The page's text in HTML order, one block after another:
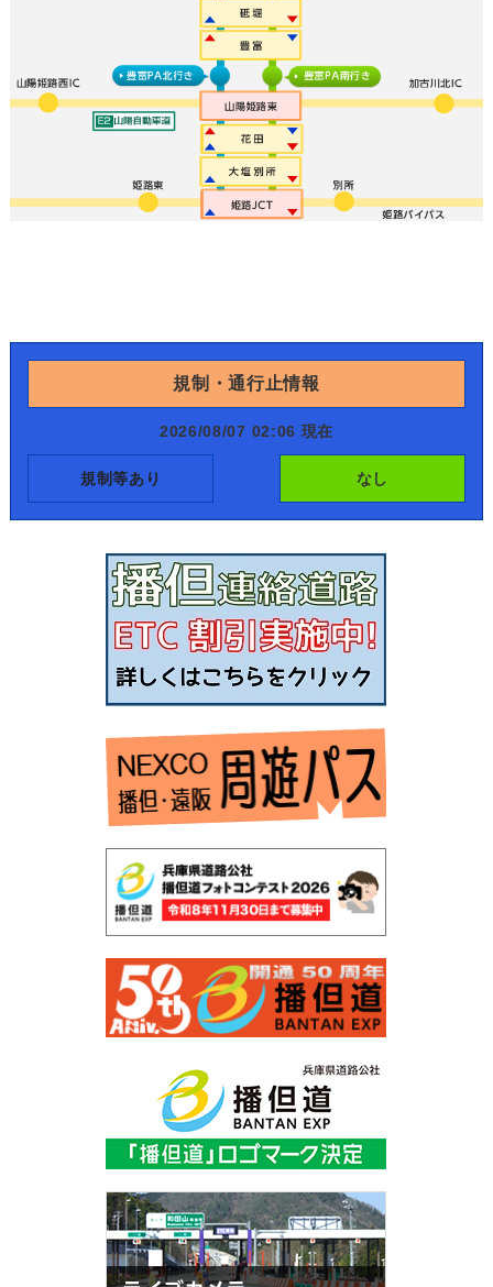
規制・通行止情報
2026/08/07 02:06 現在
規制等あり なし